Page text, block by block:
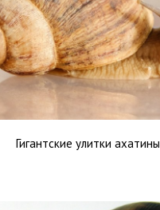
Гигантские улитки ахатины